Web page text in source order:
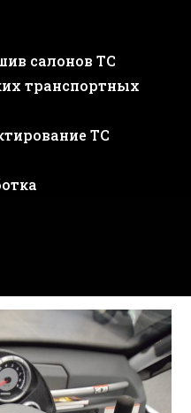
салонов ТС
транспортных
ТС